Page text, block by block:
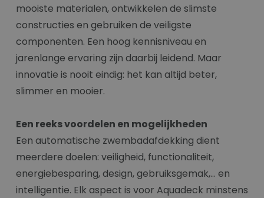
mooiste materialen, ontwikkelen de slimste
constructies en gebruiken de veiligste
componenten. Een hoog kennisniveau en
jarenlange ervaring zijn daarbij leidend. Maar
innovatie is nooit eindig: het kan altijd beter,
slimmer en mooier.
Een reeks voordelen en mogelijkheden
Een automatische zwembadafdekking dient
meerdere doelen: veiligheid, functionaliteit,
energiebesparing, design, gebruiksgemak,... en
intelligentie. Elk aspect is voor Aquadeck minstens